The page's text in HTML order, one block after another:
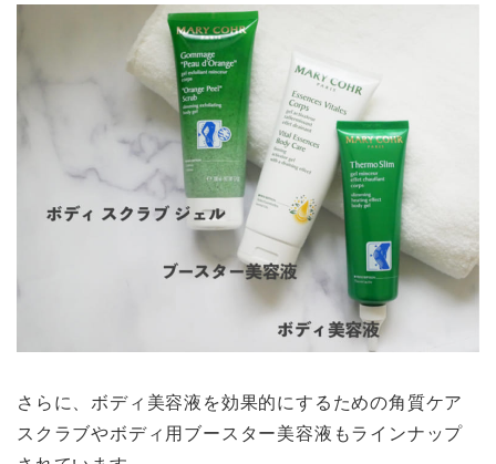
さらに、ボディ美容液を効果的にするための角質ケア
スクラブやボディ用ブースター美容液もラインナップ